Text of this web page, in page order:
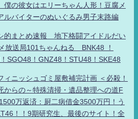
の彼女はエリーちゃん人形！豆腐メ
ルバイターのぬいぐるみ男子末路編
的まとめ速報 地下格闘アイドルだい
放送局101ちゃんねる BNK48 ！
SGO48！GNZ48！STU48！SKE48
ィニッシュゴミ屋敷補完計画 ＜必殺！
からの～特殊清掃・遺品整理への道F
万返済：厨二病借金3500万円！う
！！9期研究生、最後のサイト！全